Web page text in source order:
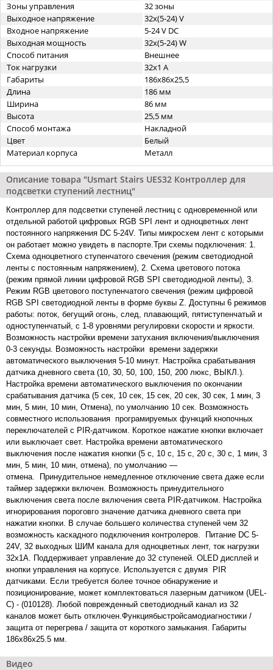
Зоны управления
32 зоны
Выходное напряжение
32x(5-24) V
Входное напряжение
5-24 V DC
Выходная мощность
32x(5-24) W
Способ питания
Внешнее
Ток нагрузки
32x1 A
Габариты
186х86х25,5
Длина
186 мм
Ширина
86 мм
Высота
25,5 мм
Способ монтажа
Накладной
Цвет
Белый
Материал корпуса
Металл
Описание товара "Usmart Stairs UES32 Контроллер для
подсветки ступений лестниц"
Контроллер для подсветки ступеней лестниц с одновременной или
отдельной работой цифровых RGB SPI лент и одноцветных лент
постоянного напряжения DC 5-24V. Типы микросхем лент с которыми
он работает можно увидеть в паспорте.Три схемы подключения: 1.
Схема одноцветного ступенчатого свечения (режим светодиодной
ленты с постоянным напряжением), 2. Схема цветового потока
(режим прямой линии цифровой RGB SPI светодиодной ленты), 3.
Режим RGB цветового поступенчатого свечения (режим цифровой
RGB SPI светодиодной ленты в форме буквы Z. Доступны 6 режимов
работы: поток, бегущий огонь, след, плавающий, пятиступенчатый и
одноступенчатый, с 1-8 уровнями регулировки скорости и яркости.
Возможность настройки времени затухания включения/выключения
0-3 секунды. Возможность настройки времени задержки
автоматического выключения 5-10 минут. Настройка срабатывания
датчика дневного света (10, 30, 50, 100, 150, 200 люкс, ВЫКЛ.).
Настройка времени автоматического выключения по окончании
срабатывания датчика (5 сек, 10 сек, 15 сек, 20 сек, 30 сек, 1 мин, 3
мин, 5 мин, 10 мин, Отмена), по умолчанию 10 сек. Возможность
совместного использования програмируемых функций кнопочных
переключателей с PIR-датчиком. Короткое нажатие кнопки включает
или выключает свет. Настройка времени автоматического
выключения после нажатия кнопки (5 с, 10 с, 15 с, 20 с, 30 с, 1 мин, 3
мин, 5 мин, 10 мин, отмена), по умолчанию —
отмена. Принудительное немедленное отключение света даже если
таймер задержки включен. Возможность принудительного
выключения света после включения света PIR-датчиком. Настройка
игнорирования пороговго значение датчика дневного света при
нажатии кнопки. В случае большего количества ступеней чем 32
возможность каскадного подключения контролеров. Питание DC 5-
24V, 32 выходных ШИМ канала для одноцветных лент, ток нагрузки
32х1А. Поддерживает управление до 32 ступеней. OLED дисплей и
кнопки управления на корпусе. Используется с двумя PIR
датчиками. Если требуется более точное обнаружение и
позиционирование, может комплектоваться лазерным датчиком (UEL-
C) - (010128). Любой поврежденный светодиодный канал из 32
каналов может быть отключен.Функциябыстройсамодиагностики /
защита от перегрева / защита от короткого замыкания. Габариты
186х86х25.5 мм.
Видео